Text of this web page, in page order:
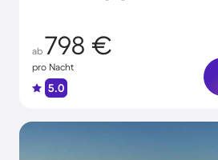
ab 798 €
pro Nacht
5.0